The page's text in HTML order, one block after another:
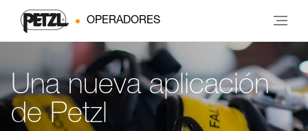
OPERADORES
Una nueva aplicación
de Petzl